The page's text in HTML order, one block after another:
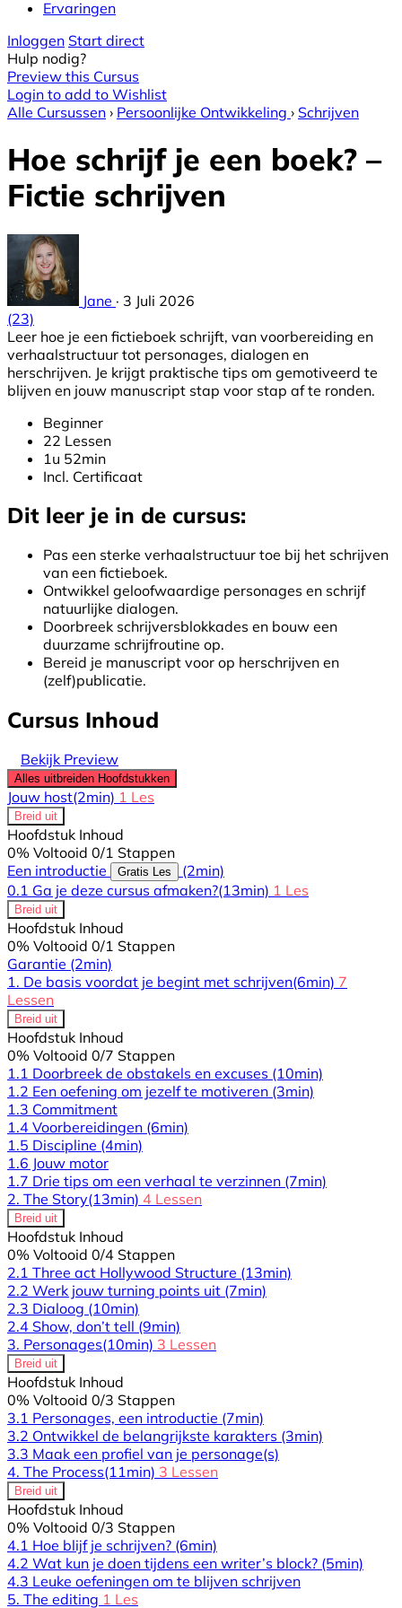
Ervaringen
Inloggen Start direct
Hulp nodig?
Preview this Cursus
Login to add to Wishlist
Alle Cursussen › Persoonlijke Ontwikkeling › Schrijven
Hoe schrijf je een boek? –
Fictie schrijven
Jane · 3 Juli 2026
(23)
Leer hoe je een fictieboek schrijft, van voorbereiding en
verhaalstructuur tot personages, dialogen en
herschrijven. Je krijgt praktische tips om gemotiveerd te
blijven en jouw manuscript stap voor stap af te ronden.
Beginner
22 Lessen
1u 52min
Incl. Certificaat
Dit leer je in de cursus:
Pas een sterke verhaalstructuur toe bij het schrijven
van een fictieboek.
Ontwikkel geloofwaardige personages en schrijf
natuurlijke dialogen.
Doorbreek schrijversblokkades en bouw een
duurzame schrijfroutine op.
Bereid je manuscript voor op herschrijven en
(zelf)publicatie.
Cursus Inhoud
Bekijk Preview
Alles uitbreiden Hoofdstukken
Jouw host(2min) 1 Les
Breid uit
Hoofdstuk Inhoud
0% Voltooid 0/1 Stappen
Een introductie
Gratis Les
(2min)
0.1 Ga je deze cursus afmaken?(13min) 1 Les
Breid uit
Hoofdstuk Inhoud
0% Voltooid 0/1 Stappen
Garantie (2min)
1. De basis voordat je begint met schrijven(6min) 7
Lessen
Breid uit
Hoofdstuk Inhoud
0% Voltooid 0/7 Stappen
1.1 Doorbreek de obstakels en excuses (10min)
1.2 Een oefening om jezelf te motiveren (3min)
1.3 Commitment
1.4 Voorbereidingen (6min)
1.5 Discipline (4min)
1.6 Jouw motor
1.7 Drie tips om een verhaal te verzinnen (7min)
2. The Story(13min) 4 Lessen
Breid uit
Hoofdstuk Inhoud
0% Voltooid 0/4 Stappen
2.1 Three act Hollywood Structure (13min)
2.2 Werk jouw turning points uit (7min)
2.3 Dialoog (10min)
2.4 Show, don’t tell (9min)
3. Personages(10min) 3 Lessen
Breid uit
Hoofdstuk Inhoud
0% Voltooid 0/3 Stappen
3.1 Personages, een introductie (7min)
3.2 Ontwikkel de belangrijkste karakters (3min)
3.3 Maak een profiel van je personage(s)
4. The Process(11min) 3 Lessen
Breid uit
Hoofdstuk Inhoud
0% Voltooid 0/3 Stappen
4.1 Hoe blijf je schrijven? (6min)
4.2 Wat kun je doen tijdens een writer’s block? (5min)
4.3 Leuke oefeningen om te blijven schrijven
5. The editing 1 Les